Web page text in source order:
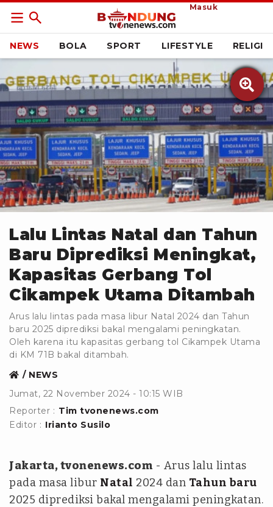
Masuk
NEWS BOLA SPORT LIFESTYLE RELIGI

ANTARA
Lalu Lintas Natal dan Tahun
Baru Diprediksi Meningkat,
Kapasitas Gerbang Tol
Cikampek Utama Ditambah
Arus lalu lintas pada masa libur Natal 2024 dan Tahun
baru 2025 diprediksi bakal mengalami peningkatan.
Oleh karena itu kapasitas gerbang tol Cikampek Utama
di KM 71B bakal ditambah.
NEWS
Jumat, 22 November 2024 - 10:15 WIB
Reporter : Tim tvonenews.com
Editor : Irianto Susilo
Jakarta, tvonenews.com - Arus lalu lintas
pada masa libur Natal 2024 dan Tahun baru
2025 diprediksi bakal mengalami peningkatan.